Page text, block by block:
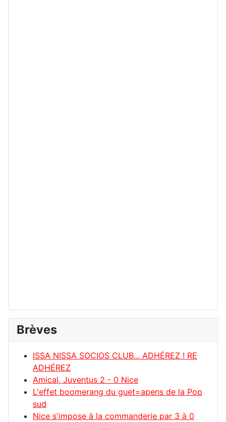
Brèves
ISSA NISSA SOCIOS CLUB... ADHÉREZ ! RE
ADHÉREZ
Amical, Juventus 2 - 0 Nice
L'effet boomerang du guet=apens de la Pop
sud
Nice s'impose à la commanderie par 3 à 0